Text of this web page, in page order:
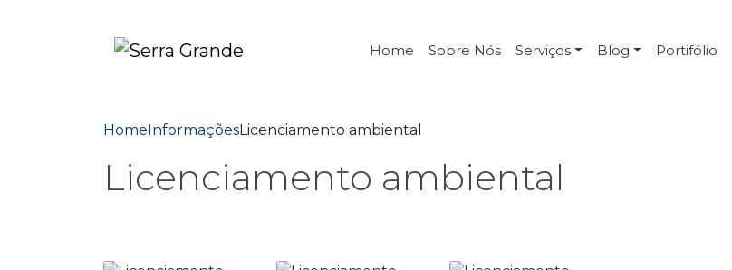
Home Sobre Nós Serviços Blog Portifólio
HomeInformaçõesLicenciamento ambiental
Licenciamento ambiental